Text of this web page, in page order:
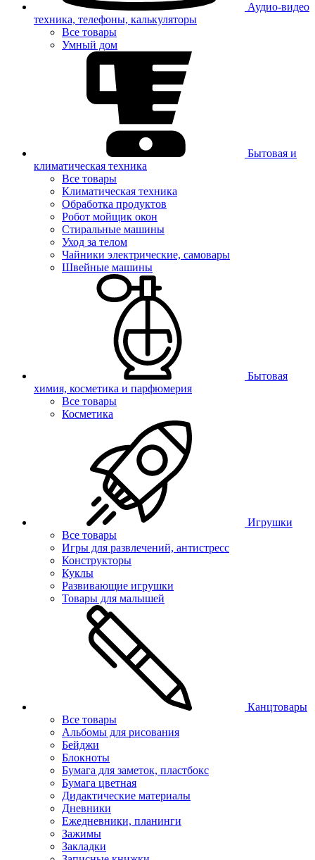
Аудио-видео
техника, телефоны, калькуляторы
Все товары
Умный дом
Бытовая и
климатическая техника
Все товары
Климатическая техника
Обработка продуктов
Робот мойщик окон
Стиральные машины
Уход за телом
Чайники электрические, самовары
Швейные машины
Бытовая
химия, косметика и парфюмерия
Все товары
Косметика
Игрушки
Все товары
Игры для развлечений, антистресс
Конструкторы
Куклы
Развивающие игрушки
Товары для малышей
Канцтовары
Все товары
Альбомы для рисования
Бейджи
Блокноты
Бумага для заметок, пластбокс
Бумага цветная
Дидактические материалы
Дневники
Ежедневники, планинги
Зажимы
Закладки